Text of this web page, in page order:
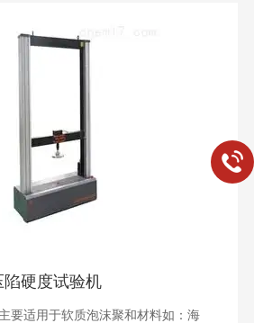
硬度试验机
要适用于软质泡沫聚和材料如：海